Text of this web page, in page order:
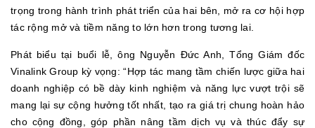
trọng trong hành trình phát triển của hai bên, mở ra cơ hội hợp
tác rộng mở và tiềm năng to lớn hơn trong tương lai.
Phát biểu tại buổi lễ, ông Nguyễn Đức Anh, Tổng Giám đốc
Vinalink Group kỳ vọng: “Hợp tác mang tầm chiến lược giữa hai
doanh nghiệp có bề dày kinh nghiệm và năng lực vượt trội sẽ
mang lại sự cộng hưởng tốt nhất, tạo ra giá trị chung hoàn hảo
cho cộng đồng, góp phần nâng tầm dịch vụ và thúc đẩy sự